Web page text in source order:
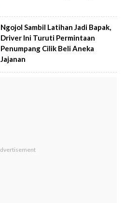
Ngojol Sambil Latihan Jadi Bapak,
Driver Ini Turuti Permintaan
Penumpang Cilik Beli Aneka
Jajanan